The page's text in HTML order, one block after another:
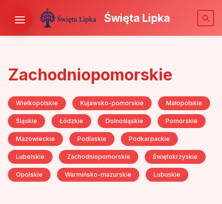
Święta Lipka
Zachodniopomorskie
Wielkopolskie Kujawsko-pomorskie Małopolskie
Śląskie Łódzkie Dolnośląskie Pomorskie
Mazowieckie Podlaskie Podkarpackie
Lubelskie Zachodniopomorskie Świętokrzyskie
Opolskie Warmińsko-mazurskie Lubuskie